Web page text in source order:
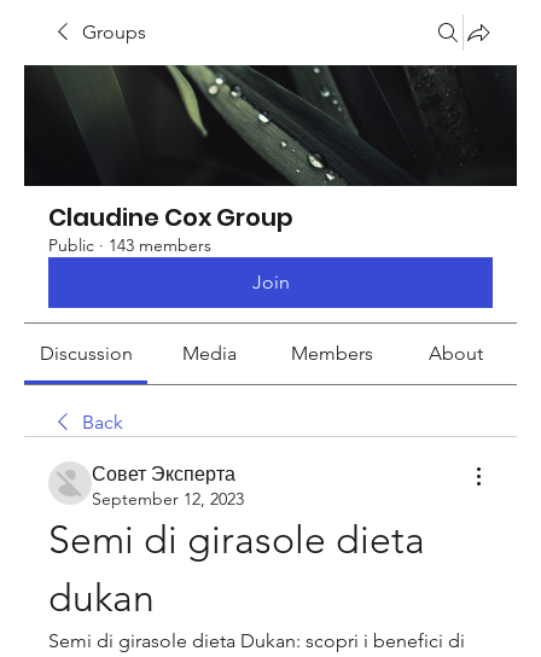
Groups
Claudine Cox Group
Public · 143 members
Join
Discussion Media Members About
Back
Совет Эксперта
September 12, 2023
Semi di girasole dieta
dukan
Semi di girasole dieta Dukan: scopri i benefici di